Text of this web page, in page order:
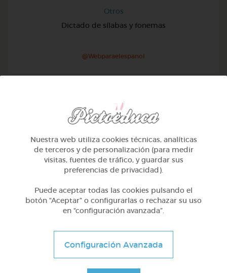
Otros
Dictado de sílabas y fonemas
@Webparaelespanol
@Webparaelespanol
Nuestra web utiliza cookies técnicas, analíticas
de terceros y de personalización (para medir
visitas, fuentes de tráfico, y guardar sus
preferencias de privacidad).
Puede aceptar todas las cookies pulsando el
botón “Aceptar” o configurarlas o rechazar su uso
en “configuración avanzada”.
Configuración Avanzada